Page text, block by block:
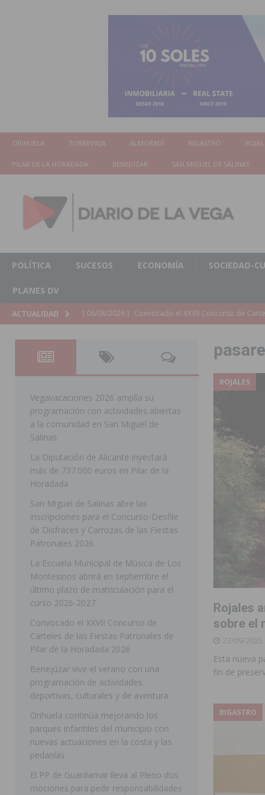
ORIHUELA TORREVIEJA ALMORADÍ BIGASTRO
PILAR DE LA HORADADA BENEJUZAR SAN MIGUEL DE SALINAS
POLÍTICA SUCESOS ECONOMÍA SOCIEDAD-
PLANES DV
ACTUALIDAD [ 06/08/2026 ] Convocado el XXVII Concurso de
[ 06/08/2026 ]
Benejúzar vive el verano con una
BENEJUZAR
[ 06/08/2026 ] Orihuela continúa mejorando los
pedanías
ORIHUELA
El PP de Guardamar lleva al Pleno
[ 05/08/2026 ] Orihuela ultima diferentes soluciones
CEIP Virgen de la Puerta
Torrevieja presenta su
[ 05/08/2026 ] Sanidad Orihuela llama a observar el
los desplazamientos
[ 05/08/2026 ]
Orihuela acogerá una sesión
ORIHUELA
[ 05/08/2026 ]
Torrevieja
COMARCA
[ 05/08/2026 ] Pilar de la Horadada celebra una
[ 05/08/2026 ] San Miguel de Salinas acogerá el
MIGUEL DE SALINAS
[ 06/08/2026 ]
Vegavacaciones 2026 amplía su
SAN MIGUEL DE SALINAS
La Diputación de Alicante inyectará
[ 06/08/2026 ]
San Miguel de Salinas abre las
ROJALES
Rojales
sobre el
23/09/2025
Esta nueva
fin de
BIGASTRO
Vegavacaciones 2026 amplía su
programación con actividades abiertas
a la comunidad en San Miguel de
Salinas
La Diputación de Alicante inyectará
más de 737.000 euros en Pilar de la
Horadada
San Miguel de Salinas abre las
inscripciones para el Concurso-Desfile
de Disfraces y Carrozas de las Fiestas
Patronales 2026
La Escuela Municipal de Música de Los
Montesinos abrirá en septiembre el
último plazo de matriculación para el
curso 2026-2027
Convocado el XXVII Concurso de
Carteles de las Fiestas Patronales de
Pilar de la Horadada 2026
Benejúzar vive el verano con una
programación de actividades
deportivas, culturales y de aventura
Orihuela continúa mejorando los
parques infantiles del municipio con
nuevas actuaciones en la costa y las
pedanías
El PP de Guardamar lleva al Pleno dos
mociones para pedir responsabilidades